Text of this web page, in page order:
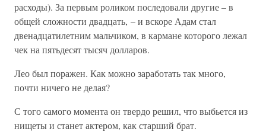
расходы). За первым роликом последовали другие – в
общей сложности двадцать, – и вскоре Адам стал
двенадцатилетним мальчиком, в кармане которого лежал
чек на пятьдесят тысяч долларов.
Лео был поражен. Как можно заработать так много,
почти ничего не делая?
С того самого момента он твердо решил, что выбьется из
нищеты и станет актером, как старший брат.